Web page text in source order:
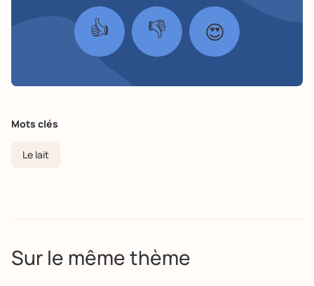
👍 👎 😍
Mots clés
Le lait
Sur le même thème